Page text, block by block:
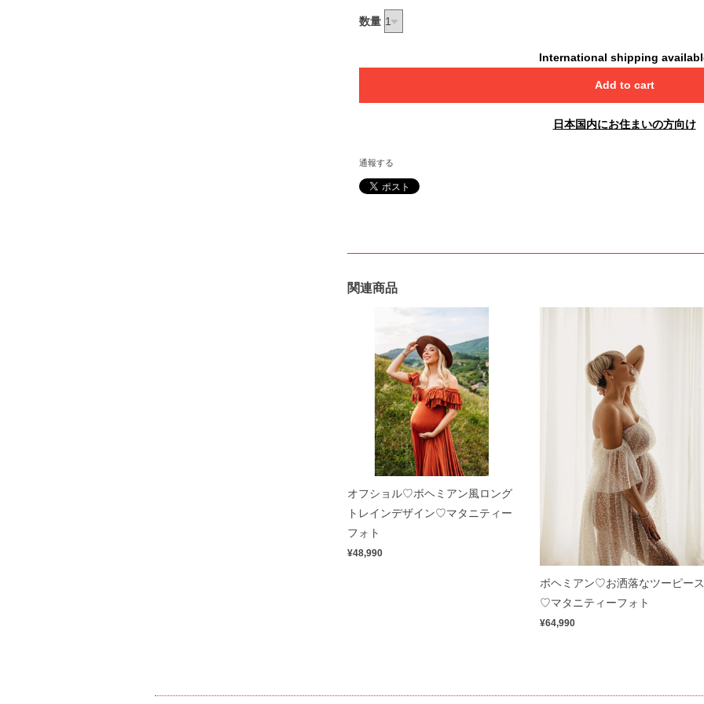
数量
International shipping
Add to cart
日本国内にお住まいの方向け
通報する
関連商品
オフショル♡ボヘミアン風ロング
トレインデザイン♡マタニティー
フォト
¥48,990
ボヘミアン♡お洒落なツーピース
♡マタニティーフォト
¥64,990